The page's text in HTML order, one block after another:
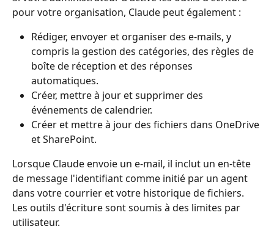
pour votre organisation, Claude peut également :
Rédiger, envoyer et organiser des e-mails, y
compris la gestion des catégories, des règles de
boîte de réception et des réponses
automatiques.
Créer, mettre à jour et supprimer des
événements de calendrier.
Créer et mettre à jour des fichiers dans OneDrive
et SharePoint.
Lorsque Claude envoie un e-mail, il inclut un en-tête
de message l'identifiant comme initié par un agent
dans votre courrier et votre historique de fichiers.
Les outils d'écriture sont soumis à des limites par
utilisateur.